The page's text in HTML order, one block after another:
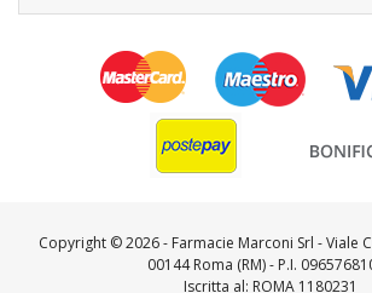
Copyright ©2026 - Farmacie Marconi Srl - Viale
00144 Roma (RM) - P.I.
Iscritta al: ROMA 1180231